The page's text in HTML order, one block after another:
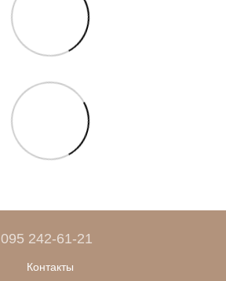
095 242-61-21
Контакты